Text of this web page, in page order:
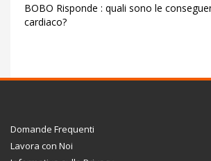
BOBO Risponde : quali sono le
cardiaco?
Domande Frequenti
Lavora con Noi